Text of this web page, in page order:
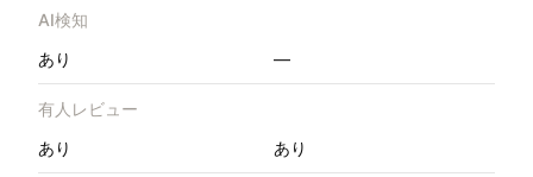
AI検知
あり
—
有人レビュー
あり
あり